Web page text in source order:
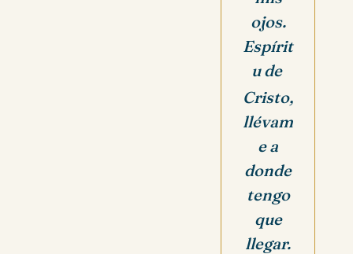
ojos.
Espírit
u de
Cristo,
llévam
e a
donde
tengo
que
llegar.